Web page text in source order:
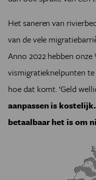
Het saneren van
van de vele
Anno 2022 hebben onze
vismigratieknelpunten
hoe dat komt. ‘Geld
aanpassen is
betaalbaar het is om